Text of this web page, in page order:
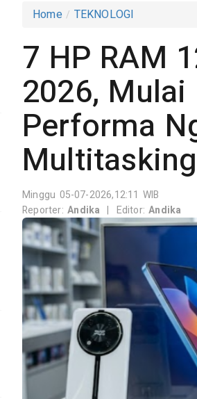
Home TEKNOLOGI
7 HP RAM
2026,
Performa
Multitasking
Minggu 05-07-2026,12:11 WIB
Reporter:Andika | Editor:Andika